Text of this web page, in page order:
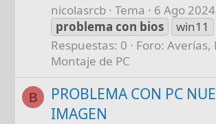
nicolasrcb Tema
6 Ago 2024
problema con bios
win11
Respuestas: 0
Foro:Averías,
Montaje de PC
B
PROBLEMA CON PC
IMAGEN